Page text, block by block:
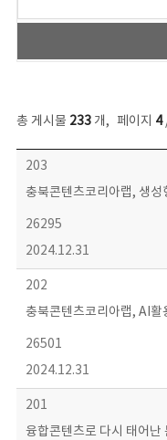
총 게시물 233개, 페이지 4
보도자료 목록 - 번호, 제목, 작성자, 파일, 조회수, 작성일 정보 제공
203
충북콘텐츠코리아랩, 생성
26295
2024.12.31
202
충북콘텐츠코리아랩, AI활
26501
2024.12.31
201
융합콘텐츠로 다시 태어